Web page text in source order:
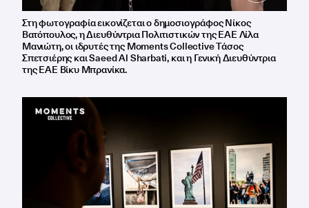
Στη φωτογραφία εικονίζεται ο δημοσιογράφος Νίκος
Βατόπουλος, η Διευθύντρια Πολιτιστικών της ΕΑΕ Λίλα
Μανιώτη, οι ιδρυτές της Moments Collective Τάσος
Σπετσιέρης και Saeed Al Sharbati, και η Γενική Διευθύντρια
της ΕΑΕ Βίκυ Μπρανίκα.